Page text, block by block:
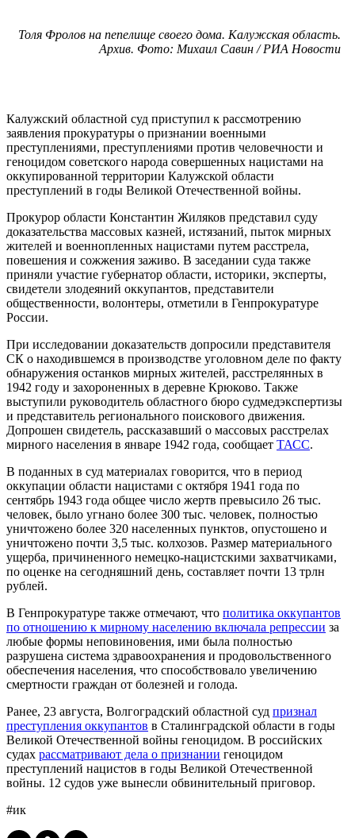
Толя Фролов на пепелище своего дома. Калужская область.
Архив. Фото: Михаил Савин / РИА Новости
Калужский областной суд приступил к рассмотрению
заявления прокуратуры о признании военными
преступлениями, преступлениями против человечности и
геноцидом советского народа совершенных нацистами на
оккупированной территории Калужской области
преступлений в годы Великой Отечественной войны.
Прокурор области Константин Жиляков представил суду
доказательства массовых казней, истязаний, пыток мирных
жителей и военнопленных нацистами путем расстрела,
повешения и сожжения заживо. В заседании суда также
приняли участие губернатор области, историки, эксперты,
свидетели злодеяний оккупантов, представители
общественности, волонтеры, отметили в Генпрокуратуре
России.
При исследовании доказательств допросили представителя
СК о находившемся в производстве уголовном деле по факту
обнаружения останков мирных жителей, расстрелянных в
1942 году и захороненных в деревне Крюково. Также
выступили руководитель областного бюро судмедэкспертизы
и представитель регионального поискового движения.
Допрошен свидетель, рассказавший о массовых расстрелах
мирного населения в январе 1942 года, сообщает ТАСС.
В поданных в суд материалах говорится, что в период
оккупации области нацистами с октября 1941 года по
сентябрь 1943 года общее число жертв превысило 26 тыс.
человек, было угнано более 300 тыс. человек, полностью
уничтожено более 320 населенных пунктов, опустошено и
уничтожено почти 3,5 тыс. колхозов. Размер материального
ущерба, причиненного немецко-нацистскими захватчиками,
по оценке на сегодняшний день, составляет почти 13 трлн
рублей.
В Генпрокуратуре также отмечают, что политика оккупантов
по отношению к мирному населению включала репрессии за
любые формы неповиновения, ими была полностью
разрушена система здравоохранения и продовольственного
обеспечения населения, что способствовало увеличению
смертности граждан от болезней и голода.
Ранее, 23 августа, Волгоградский областной суд признал
преступления оккупантов в Сталинградской области в годы
Великой Отечественной войны геноцидом. В российских
судах рассматривают дела о признании геноцидом
преступлений нацистов в годы Великой Отечественной
войны. 12 судов уже вынесли обвинительный приговор.
#ик